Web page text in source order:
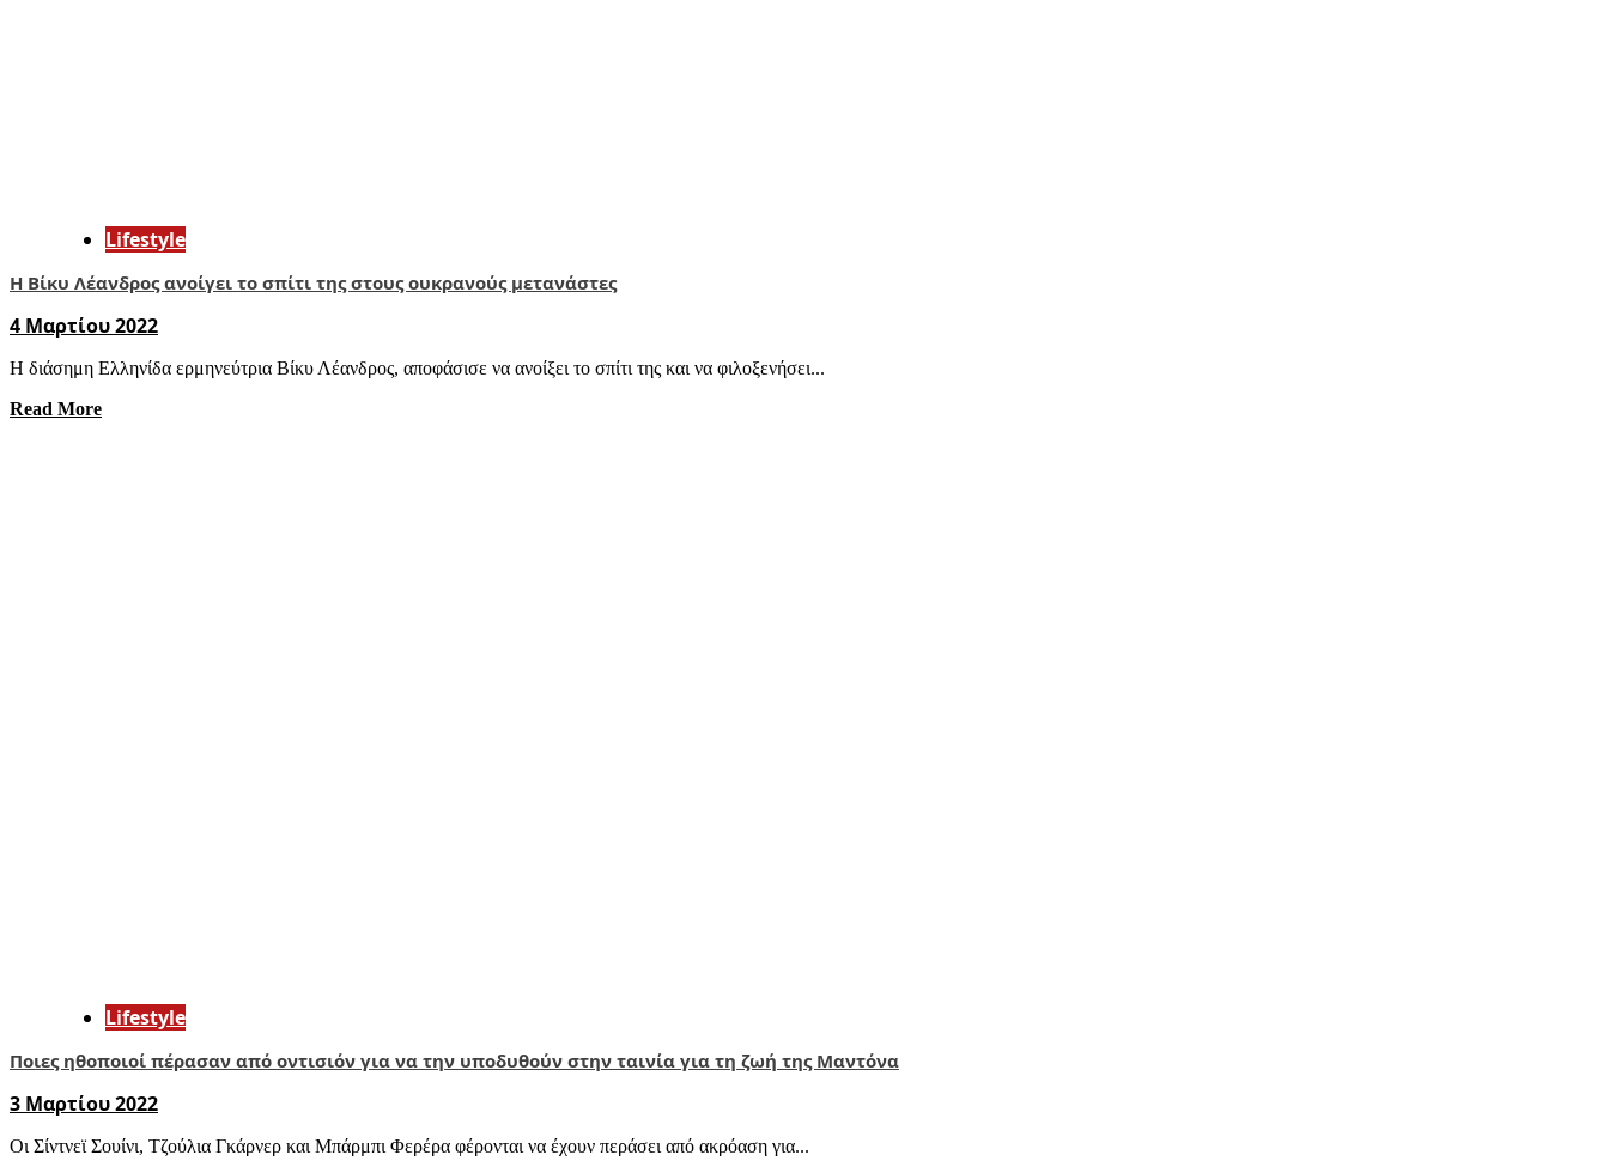
Lifestyle
Η Βίκυ Λέανδρος ανοίγει το σπίτι της στους ουκρανούς μετανάστες
4 Μαρτίου 2022
Η διάσημη Ελληνίδα ερμηνεύτρια Βίκυ Λέανδρος, αποφάσισε να ανοίξει το σπίτι της και να φιλοξενήσει...
Read More
Lifestyle
Ποιες ηθοποιοί πέρασαν από οντισιόν για να την υποδυθούν στην ταινία για τη ζωή της Μαντόνα
3 Μαρτίου 2022
Οι Σίντνεϊ Σουίνι, Τζούλια Γκάρνερ και Μπάρμπι Φερέρα φέρονται να έχουν περάσει από ακρόαση για...